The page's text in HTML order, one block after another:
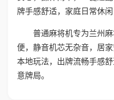
牌手感舒适，家庭日常休闲
普通麻将机专为兰州
便，静音机芯无杂音，居
本地玩法，出牌流畅手感
意牌局。